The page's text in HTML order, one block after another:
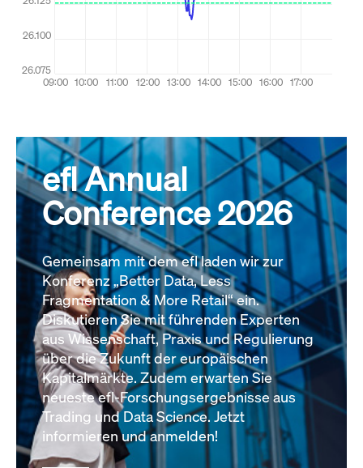
efl Annual
Conference 2026
Gemeinsam mit dem efl laden wir zur
Konferenz „Better Data, Less
Fragmentation & More Retail“ ein.
Diskutieren Sie mit führenden Experten
aus Wissenschaft, Praxis und Regulierung
über die Zukunft der europäischen
Kapitalmärkte. Zudem erwarten Sie
neueste efl-Forschungsergebnisse aus
Trading und Data Science. Jetzt
informieren und anmelden!